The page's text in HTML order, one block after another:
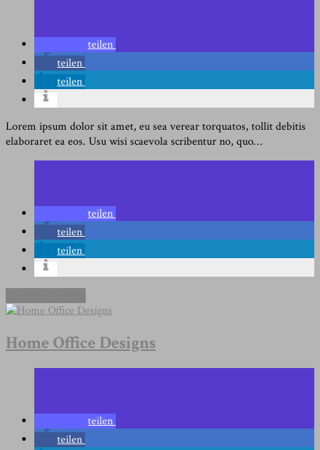
teilen
teilen
teilen
Lorem ipsum dolor sit amet, eu sea verear torquatos, tollit debitis
elaboraret ea eos. Usu wisi scaevola scribentur no, quo…
teilen
teilen
teilen
Home Office Designs
teilen
teilen